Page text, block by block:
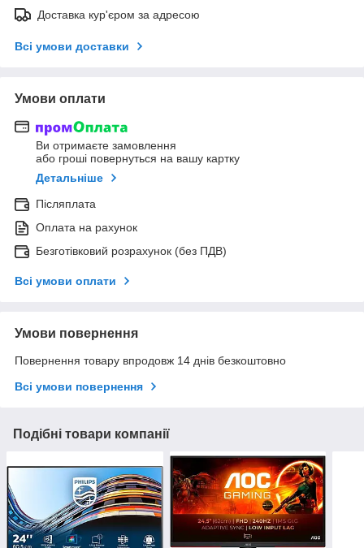
Доставка кур'єром за адресою
Всі умови доставки
Умови оплати
Ви отримаєте замовлення
або гроші повернуться на вашу картку
Детальніше
Післяплата
Оплата на рахунок
Безготівковий розрахунок (без ПДВ)
Всі умови оплати
Умови повернення
Повернення товару впродовж 14 днів безкоштовно
Всі умови повернення
Подібні товари компанії